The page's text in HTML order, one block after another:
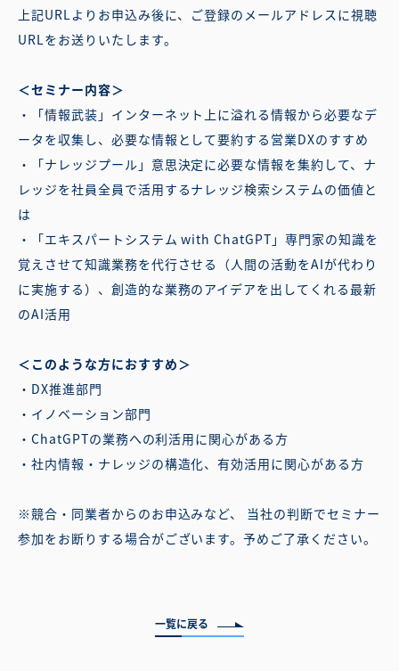
上記URLよりお申込み後に、ご登録のメールアドレスに視聴
URLをお送りいたします。
＜セミナー内容＞
・「情報武装」インターネット上に溢れる情報から必要なデ
ータを収集し、必要な情報として要約する営業DXのすすめ
・「ナレッジプール」意思決定に必要な情報を集約して、ナ
レッジを社員全員で活⽤するナレッジ検索システムの価値と
は
・「エキスパートシステム with ChatGPT」専⾨家の知識を
覚えさせて知識業務を代⾏させる（⼈間の活動をAIが代わり
に実施する）、創造的な業務のアイデアを出してくれる最新
のAI活用
＜このような方におすすめ＞
・DX推進部門
・イノベーション部門
・ChatGPTの業務への利活用に関心がある方
・社内情報・ナレッジの構造化、有効活用に関心がある方
※競合・同業者からのお申込みなど、 当社の判断でセミナー
参加をお断りする場合がございます。予めご了承ください。
一覧に戻る